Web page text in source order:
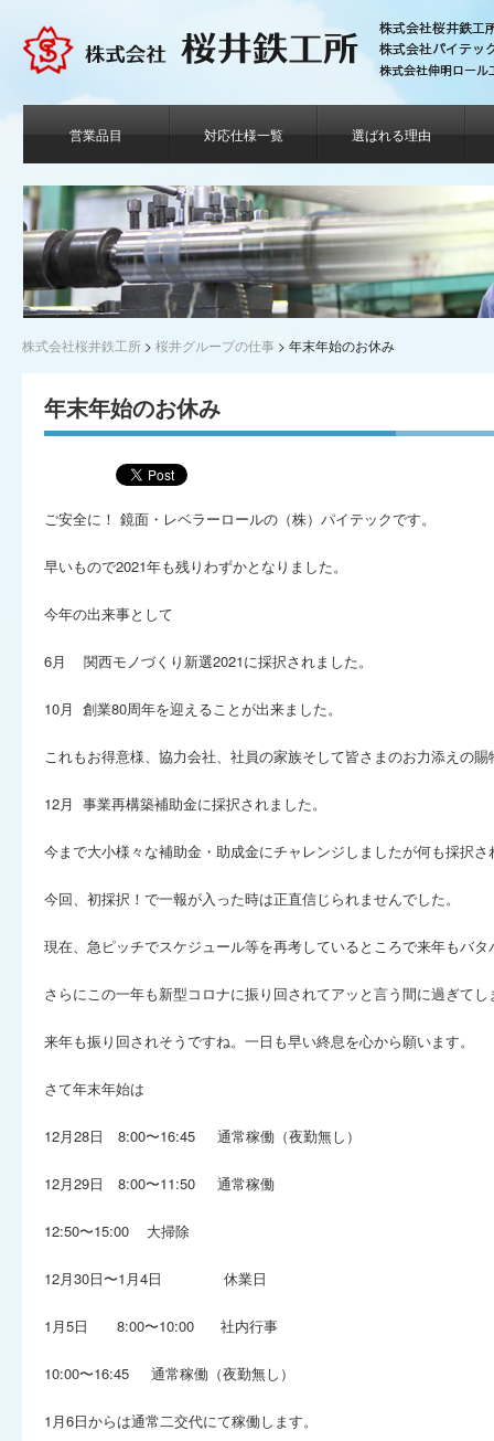
営業品目 対応仕様一覧 選ばれる理由
株式会社桜井鉄工所 > 桜井グループの仕事 > 年末年始のお休み
年末年始のお休み
ご安全に！ 鏡面・レベラーロールの（株）パイテックです。
早いもので2021年も残りわずかとなりました。
今年の出来事として
6月 関西モノづくり新選2021に採択されました。
10月 創業80周年を迎えることが出来ました。
これもお得意様、協力会社、社員の家族そして皆さまのお力添えの
12月 事業再構築補助金に採択されました。
今まで大小様々な補助金・助成金にチャレンジしましたが何も採択
今回、初採択！で一報が入った時は正直信じられませんでした。
現在、急ピッチでスケジュール等を再考しているところで来年もバ
さらにこの一年も新型コロナに振り回されてアッと言う間に過ぎてし
来年も振り回されそうですね。一日も早い終息を心から願います。
さて年末年始は
12月28日 8:00〜16:45 通常稼働（夜勤無し）
12月29日 8:00〜11:50 通常稼働
12:50〜15:00 大掃除
12月30日〜1月4日 休業日
1月5日 8:00〜10:00 社内行事
10:00〜16:45 通常稼働（夜勤無し）
1月6日からは通常二交代にて稼働します。